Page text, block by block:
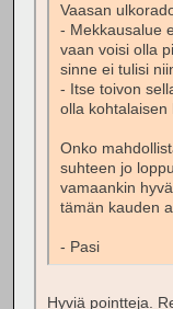
Vaasan
- Mekkausalue
vaan voisi olla
sinne ei tulisi
- Itse toivon
olla kohtalaisen
Onko
suhteen jo
vamaankin
tämän kauden
- Pasi
Hyviä pointteja.